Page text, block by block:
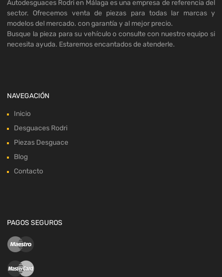
Autodesguaces Rodri en Málaga es una empresa de referencia del
sector. Ofrecemos venta de piezas para todas lar marcas y
modelos del mercado. con garantía y al mejor precio.
Busque la pieza para su vehículo o consulte con nuestro equipo si
necesita ayuda. Estaremos encantados de atenderle.
NAVEGACIÓN
Inicio
Desguaces Rodri
Piezas Desguace
Blog
Contacto
PAGOS SEGUROS